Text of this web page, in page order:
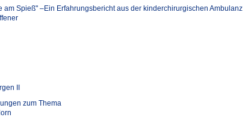
am Spieß" –Ein Erfahrungsbericht aus der kinderchirurgischen Ambulanz
II
zum Thema